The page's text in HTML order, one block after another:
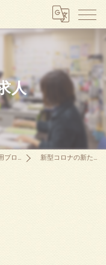
人
ログ 新型コロナの新たな…